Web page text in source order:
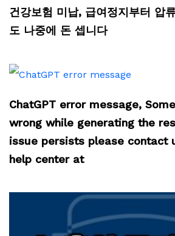
건강보험 미납, 급여정지부터 압
도 나중에 돈 셉니다
ChatGPT error message,
wrong while generating the
issue persists please contact
help center at